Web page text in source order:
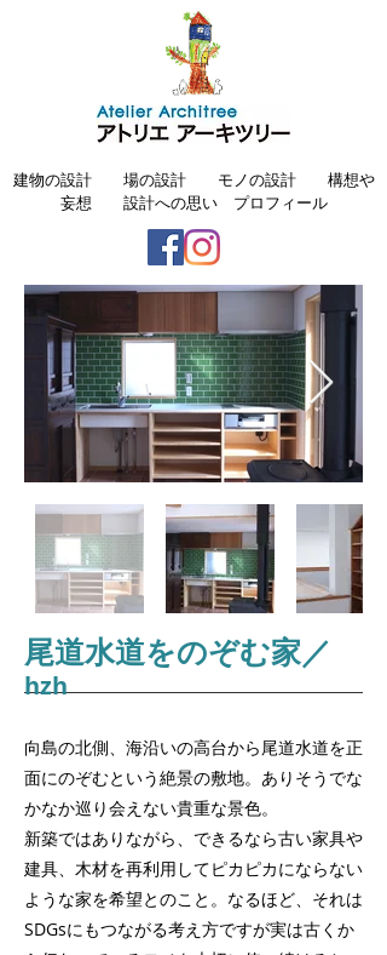
建物の設計 場の設計 モノの設計
構想や
妄想
設計への思い プロフィール
尾道水道をのぞむ家／
hzh
向島の北側、海沿いの高台から尾道水道を正
面にのぞむという絶景の敷地。ありそうでな
かなか巡り会えない貴重な景色。
新築ではありながら、できるなら古い家具や
建具、木材を再利用してピカピカにならない
ような家を希望とのこと。なるほど、それは
SDGsにもつながる考え方ですが実は古くか